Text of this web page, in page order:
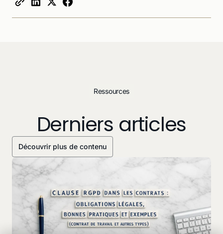
Ressources
Derniers articles
Découvrir plus de contenu